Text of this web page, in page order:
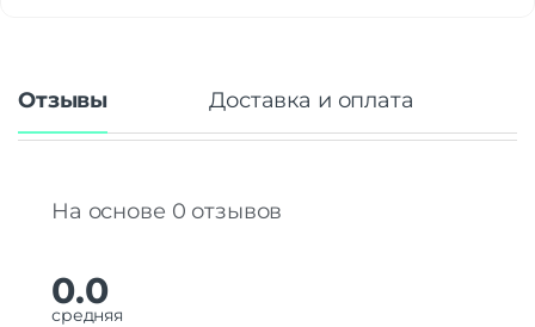
Отзывы Доставка и оплата
На основе 0 отзывов
0.0
средняя